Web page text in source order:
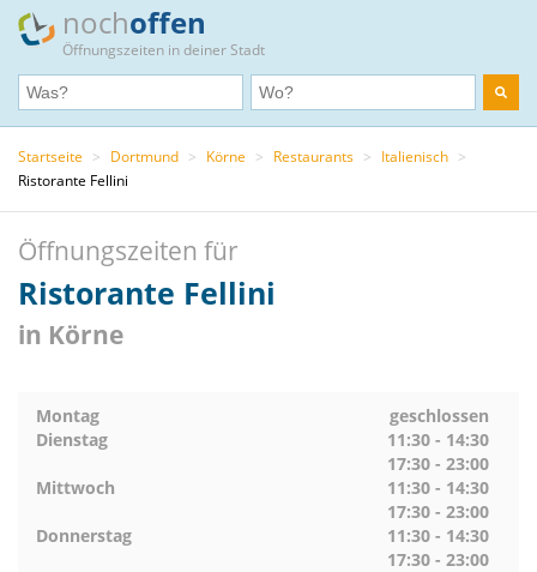
nochoffen
Öffnungszeiten in deiner Stadt
Startseite > Dortmund > Körne > Restaurants > Italienisch >
Ristorante Fellini
Öffnungszeiten für
Ristorante Fellini
in Körne
Montag
geschlossen
Dienstag
11:30 - 14:30
17:30 - 23:00
Mittwoch
11:30 - 14:30
17:30 - 23:00
Donnerstag
11:30 - 14:30
17:30 - 23:00